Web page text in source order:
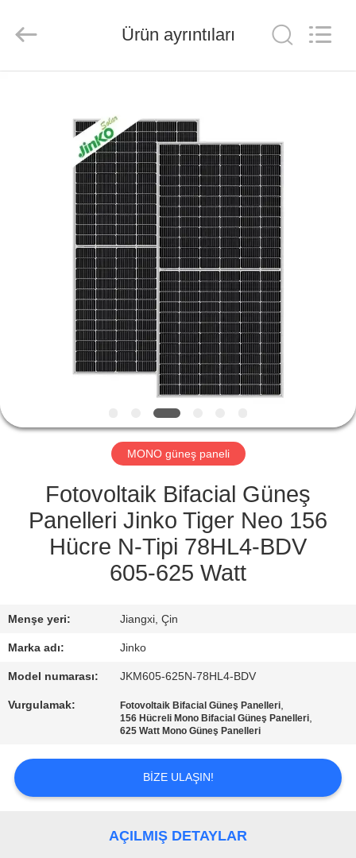
ÜRÜNLER
VİDEOLAR
HAKKIMIZDA
FABRIKA
KONTROL
ISTEĞI
PRIVACY
POLICY
LTD.
Ürün ayrıntıları
MONO güneş paneli
Fotovoltaik Bifacial Güneş
Panelleri Jinko Tiger Neo 156
Hücre N-Tipi 78HL4-BDV
605-625 Watt
Menşe yeri: Jiangxi, Çin
Marka adı: Jinko
Model numarası: JKM605-625N-78HL4-BDV
Vurgulamak: Fotovoltaik Bifacial Güneş Panelleri,
156 Hücreli Mono Bifacial Güneş Panelleri,
625 Watt Mono Güneş Panelleri
BIZE ULAŞIN!
AÇILMIŞ DETAYLAR